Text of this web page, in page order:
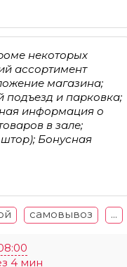
некоторых
ассортимент
магазина;
и парковка;
информация о
в зале;
Бонусная
самовывоз ...
4 мин